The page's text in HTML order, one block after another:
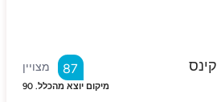
קינס מצויין 87
מיקום יוצא מהכלל.90